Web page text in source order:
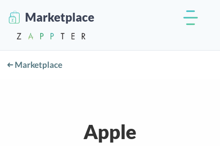
Marketplace
Marketplace
Apple